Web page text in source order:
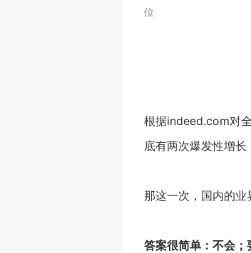
位
根据indeed.com对
底有两次爆发性增长
那这一次，国内的业
答案很简单：不会；